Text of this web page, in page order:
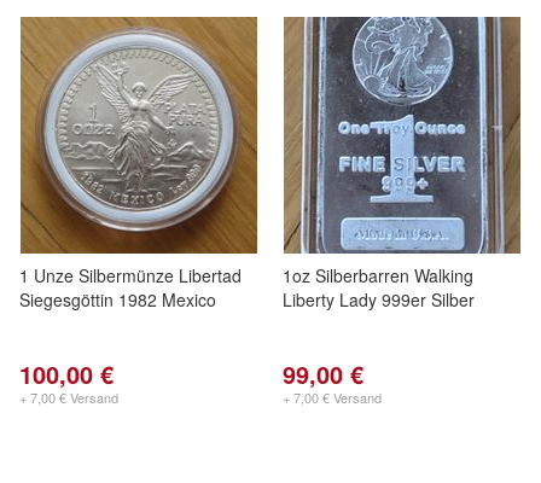
1 Unze Silbermünze Libertad
Siegesgöttin 1982 Mexico
100,00 €
+ 7,00 € Versand
1oz Silberbarren Walking
Liberty Lady 999er Silber
99,00 €
+ 7,00 € Versand